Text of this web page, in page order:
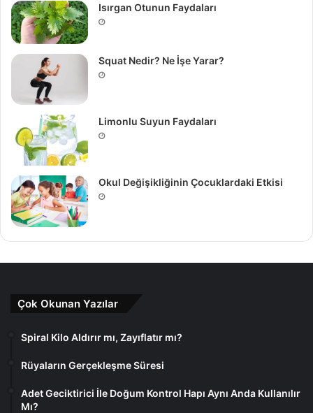
Isırgan Otunun Faydaları
Squat Nedir? Ne İşe Yarar?
Limonlu Suyun Faydaları
Okul Değişikliğinin Çocuklardaki Etkisi
Çok Okunan Yazılar
Spiral Kilo Aldırır mı, Zayıflatır mı?
Rüyaların Gerçekleşme Süresi
Adet Geciktirici İle Doğum Kontrol Hapı Aynı Anda Kullanılır
Mı?